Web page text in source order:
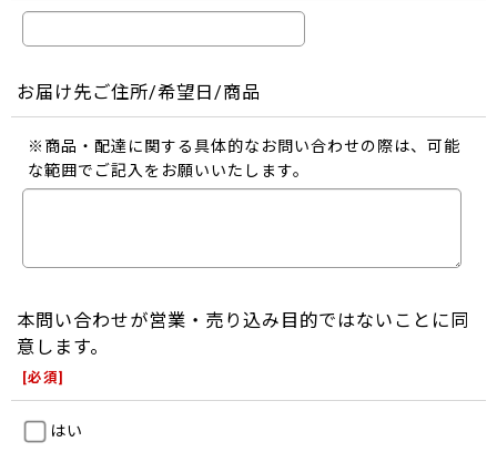
お届け先ご住所/希望日/商品
※商品・配達に関する具体的なお問い合わせの際は、可能
な範囲でご記入をお願いいたします。
本問い合わせが営業・売り込み目的ではないことに同
意します。
[必須]
はい